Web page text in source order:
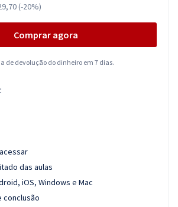
(-20%)
Comprar agora
de devolução do dinheiro em 7 dias.
das aulas
iOS, Windows e Mac
conclusão